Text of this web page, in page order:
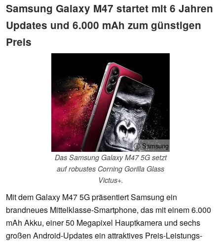
Samsung Galaxy M47 startet mit 6 Jahren
Updates und 6.000 mAh zum günstigen
Preis
ⓘ Samsung
Das Samsung Galaxy M47 5G setzt
auf robustes Corning Gorilla Glass
Victus+.
Mit dem Galaxy M47 5G präsentiert Samsung ein
brandneues Mittelklasse-Smartphone, das mit einem 6.000
mAh Akku, einer 50 Megapixel Hauptkamera und sechs
großen Android-Updates ein attraktives Preis-Leistungs-